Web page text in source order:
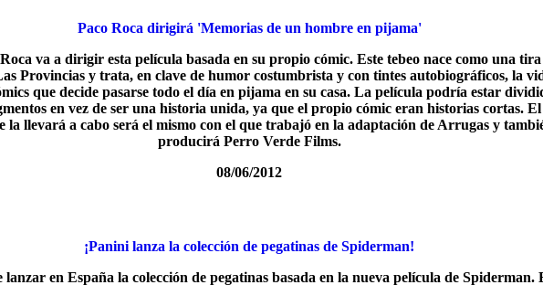
Paco Roca dirigirá 'Memorias de un hombre en pijama'
va a dirigir esta película basada en su propio cómic. Este tebeo nace como una tira
Provincias y trata, en clave de humor costumbrista y con tintes autobiográficos, la
que decide pasarse todo el día en pijama en su casa. La película podría estar
en vez de ser una historia unida, ya que el propio cómic eran historias cortas.
la llevará a cabo será el mismo con el que trabajó en la adaptación de Arrugas y
producirá Perro Verde Films.
08/06/2012
¡Panini lanza la colección de pegatinas de Spiderman!
lanzar en España la colección de pegatinas basada en la nueva película de Spiderman.